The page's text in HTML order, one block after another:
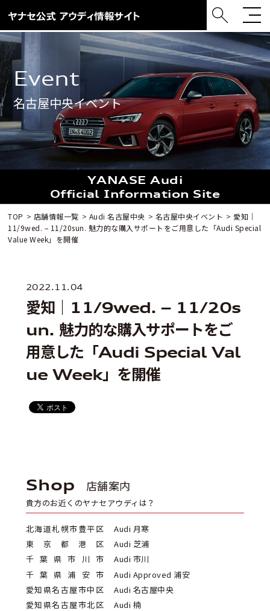
event
名古屋中央イベント
YANASE Audi
Official Information Site
TOP 店舗情報一覧 Audi 名古屋中央 名古屋中央イベント
愛知｜
11/9wed. – 11/20sun. 魅力的な購入サポートをご用意した「Audi Special
Value Week」を開催
2022.11.04
愛知｜11/9wed. – 11/20s
un. 魅力的な購入サポートをご
用意した「Audi Special Val
ue Week」を開催
Shop 店舗案内
貴方のお近くのヤナセアウディは？
北海道札幌市豊平区
Audi 月寒
東京都港区
Audi 芝浦
千葉県市川市
Audi 市川
千葉県浦安市
Audi Approved 浦安
愛知県名古屋市中区
Audi 名古屋中央
愛知県名古屋市北区
Audi 楠